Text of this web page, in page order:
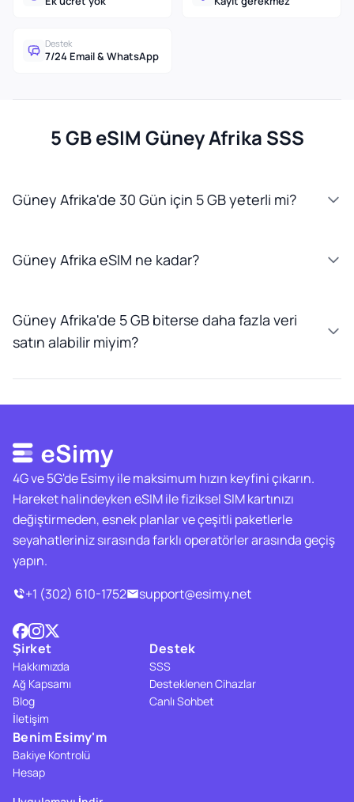
Destek
7/24 Email & WhatsApp
5 GB eSIM Güney Afrika SSS
Güney Afrika'de 30 Gün için 5 GB yeterli mi?
Güney Afrika eSIM ne kadar?
Güney Afrika'de 5 GB biterse daha fazla veri
satın alabilir miyim?
4G ve 5G'de Esimy ile maksimum hızın keyfini çıkarın.
Hareket halindeyken eSIM ile fiziksel SIM kartınızı
değiştirmeden, esnek planlar ve çeşitli paketlerle
seyahatleriniz sırasında farklı operatörler arasında geçiş
yapın.
+1 (302) 610-1752
support@esimy.net
Şirket
Hakkımızda
Ağ Kapsamı
Blog
İletişim
Destek
SSS
Desteklenen Cihazlar
Canlı Sohbet
Benim Esimy'm
Bakiye Kontrolü
Hesap